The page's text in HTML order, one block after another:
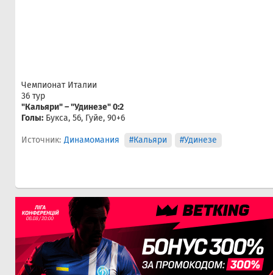
Чемпионат Италии
36 тур
"Кальяри" – "Удинезе" 0:2
Голы: Букса, 56, Гуйе, 90+6
Источник: Динамомания #Кальяри #Удинезе